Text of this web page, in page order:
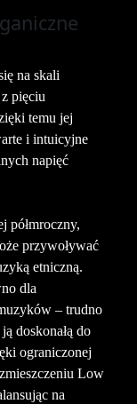
na skali
pięciu
temu jej
i intuicyjne
napięć
półmroczny,
przywoływać
etniczną.
dla
– trudno
doskonałą do
ograniczonej
Low
na